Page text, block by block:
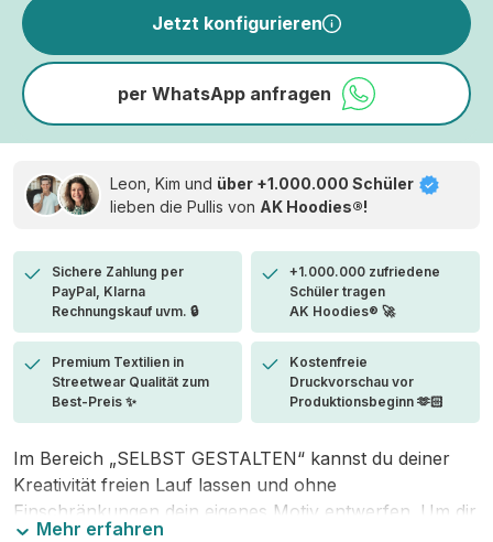
Jetzt konfigurieren
per WhatsApp anfragen
Leon, Kim und über +1.000.000 Schüler
lieben die Pullis von AK Hoodies®!
Sichere Zahlung per
PayPal, Klarna
Rechnungskauf uvm. 🔒
+1.000.000 zufriedene
Schüler tragen
AK Hoodies® 🚀
Premium Textilien in
Streetwear Qualität zum
Best-Preis ✨
Kostenfreie
Druckvorschau vor
Produktionsbeginn 🫶🏻
Im Bereich „SELBST GESTALTEN“ kannst du deiner
Kreativität freien Lauf lassen und ohne
Einschränkungen dein eigenes Motiv entwerfen. Um dir
Mehr erfahren